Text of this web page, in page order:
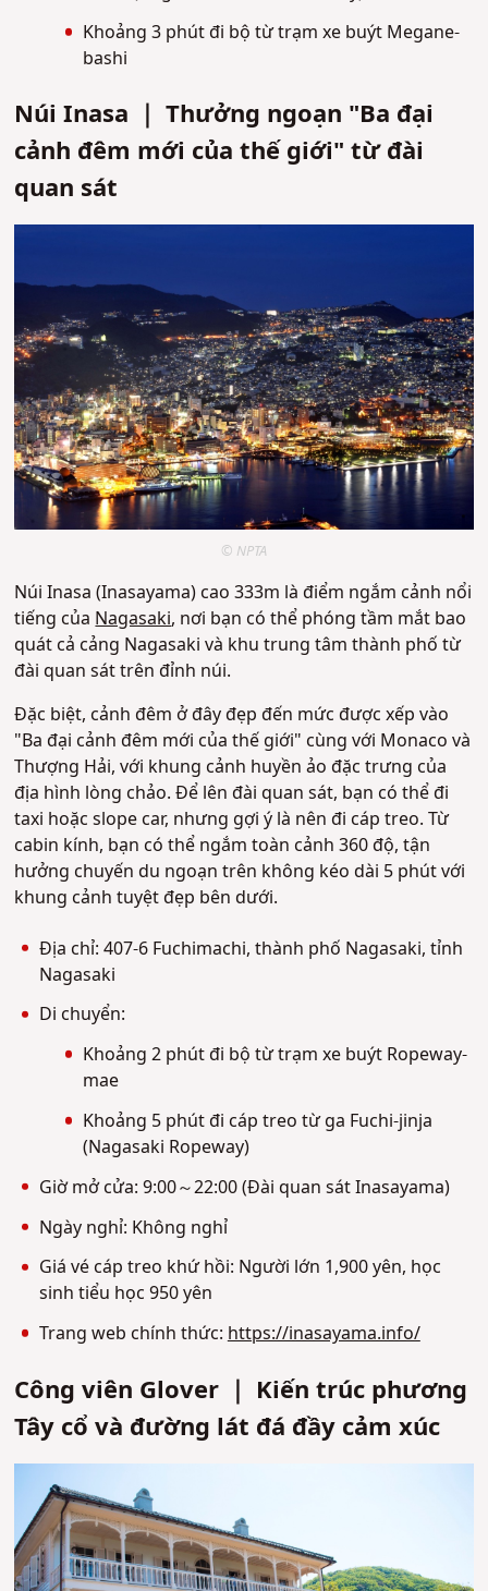
Khoảng 3 phút đi bộ từ trạm xe buýt Megane-
bashi
Núi Inasa ｜ Thưởng ngoạn "Ba đại
cảnh đêm mới của thế giới" từ đài
quan sát
© NPTA
Núi Inasa (Inasayama) cao 333m là điểm ngắm cảnh nổi
tiếng củaNagasaki, nơi bạn có thể phóng tầm mắt bao
quát cả cảng Nagasaki và khu trung tâm thành phố từ
đài quan sát trên đỉnh núi.
Đặc biệt, cảnh đêm ở đây đẹp đến mức được xếp vào
"Ba đại cảnh đêm mới của thế giới" cùng với Monaco và
Thượng Hải, với khung cảnh huyền ảo đặc trưng của
địa hình lòng chảo. Để lên đài quan sát, bạn có thể đi
taxi hoặc slope car, nhưng gợi ý là nên đi cáp treo. Từ
cabin kính, bạn có thể ngắm toàn cảnh 360 độ, tận
hưởng chuyến du ngoạn trên không kéo dài 5 phút với
khung cảnh tuyệt đẹp bên dưới.
Địa chỉ: 407-6 Fuchimachi, thành phố Nagasaki, tỉnh
Nagasaki
Di chuyển:
Khoảng 2 phút đi bộ từ trạm xe buýt Ropeway-
mae
Khoảng 5 phút đi cáp treo từ ga Fuchi-jinja
(Nagasaki Ropeway)
Giờ mở cửa: 9:00～22:00 (Đài quan sát Inasayama)
Ngày nghỉ: Không nghỉ
Giá vé cáp treo khứ hồi: Người lớn 1,900 yên, học
sinh tiểu học 950 yên
Trang web chính thức:https://inasayama.info/
Công viên Glover ｜ Kiến trúc phương
Tây cổ và đường lát đá đầy cảm xúc